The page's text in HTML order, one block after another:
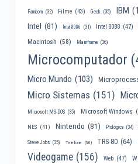
Famicom (32) Filme (43) Geek (35) IBM
Intel (81) Intel 8086 (31) Intel 8088 (47)
Macintosh (58) Mainframe (36)
Microcomputador
Micro Mundo (103)
Micro Sistemas (151)
Microsoft MS-DOS (35) Microsoft Windows
NES (41) Nintendo (81) Prológica (34)
Steve Jobs (35) Telefone (30) TRS-80 (64)
Videogame (156) Web (47)